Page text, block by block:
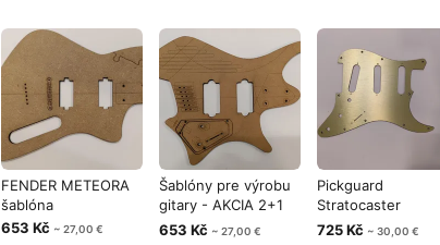
FENDER METEORA
šablóna
653 Kč ~ 27,00 €
Šablóny pre výrobu
gitary - AKCIA 2+1
zdarma
653 Kč ~ 27,00 €
Pickguard
Stratocaster
brúseny hliník zlatý
725 Kč ~ 30,00 €